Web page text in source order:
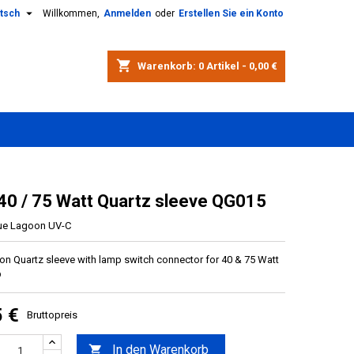
Willkommen, Anmelden oder Erstellen Sie ein Konto

shopping_cart Warenkorb: 0 Artikel - 0,00 €
/ 75 Watt Quartz sleeve QG015
Lagoon UV-C
Quartz sleeve with lamp switch connector for 40 & 75 Watt
€ Bruttopreis
 In den Warenkorb